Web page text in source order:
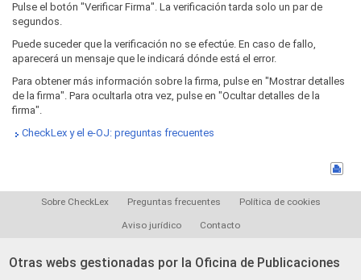
Pulse el botón "Verificar Firma". La verificación tarda solo un par de
segundos.
Puede suceder que la verificación no se efectúe. En caso de fallo,
aparecerá un mensaje que le indicará dónde está el error.
Para obtener más información sobre la firma, pulse en "Mostrar detalles
de la firma". Para ocultarla otra vez, pulse en "Ocultar detalles de la
firma".
CheckLex y el e-OJ: preguntas frecuentes
Sobre CheckLex Preguntas frecuentes Política de cookies
Aviso jurídico Contacto
Otras webs gestionadas por la Oficina de Publicaciones